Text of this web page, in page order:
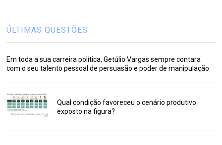
ÚLTIMAS QUESTÕES
Em toda a sua carreira política, Getúlio Vargas sempre contara
com o seu talento pessoal de persuasão e poder de manipulação
Qual condição favoreceu o cenário produtivo
exposto na figura?